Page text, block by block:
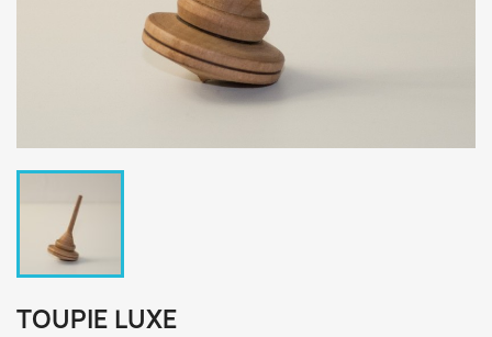
TOUPIE LUXE